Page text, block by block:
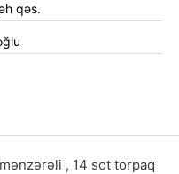
qəs.
, 14 sot torpaq